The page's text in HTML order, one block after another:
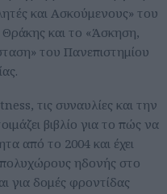
και Ασκούμενους» του
Θράκης και το «Άσκηση,
του Πανεπιστημίου
τις συναυλίες και την
βιβλίο για το πώς να
από το 2004 και έχει
πολυχώρους ηδονής στο
για δομές φροντίδας